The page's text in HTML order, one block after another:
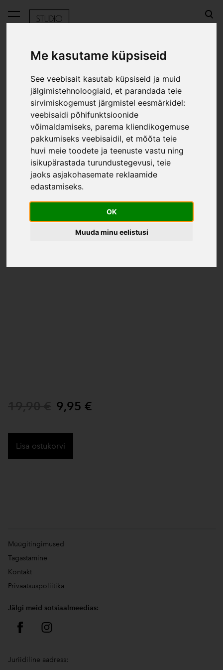
Me kasutame küpsiseid
See veebisait kasutab küpsiseid ja muid
jälgimistehnoloogiaid, et parandada teie
sirvimiskogemust järgmistel eesmärkidel:
veebisaidi põhifunktsioonide
võimaldamiseks, parema kliendikogemuse
pakkumiseks veebisaidil,et mõõta teie
huvi meie toodete ja teenuste vastu ning
isikupärastada turundustegevusi,teie
jaoks asjakohasemate reklaamide
edastamiseks.
OK
Muuda minu eelistusi
lisati ostukorvi.
E-pood Miss Wood kolmeosaline korgist M maakaart - must
Miss Wood kolmeosaline
korgist M maakaart -
must
9,95 €
Lisa ostukorvi
Müügitingimused
Tagastamine
Kontakt
Privaatsuspoliitika
Jälgi meid sotsiaalmeedias:
Juriidiline aadress: